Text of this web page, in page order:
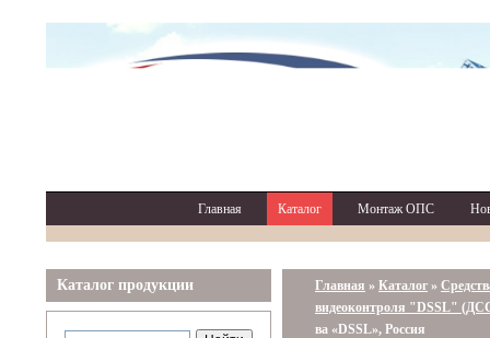
Главная Каталог Монтаж ОПС
Каталог продукции Главная » Каталог »
видеоконтроля "DSSL"
ва «DSSL», Россия